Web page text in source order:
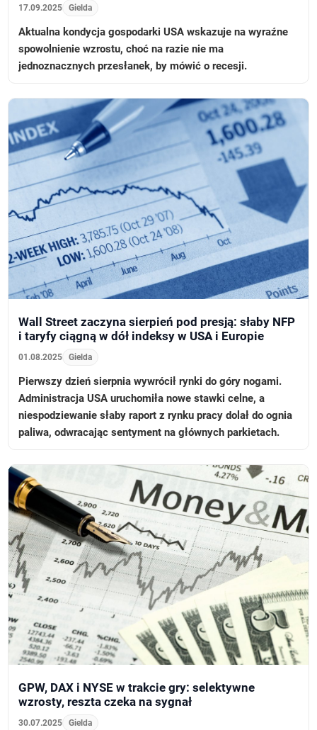
17.09.2025 Gielda
Aktualna kondycja gospodarki USA wskazuje na wyraźne
spowolnienie wzrostu, choć na razie nie ma
jednoznacznych przesłanek, by mówić o recesji.
Wall Street zaczyna sierpień pod presją: słaby NFP
i taryfy ciągną w dół indeksy w USA i Europie
01.08.2025 Gielda
Pierwszy dzień sierpnia wywrócił rynki do góry nogami.
Administracja USA uruchomiła nowe stawki celne, a
niespodziewanie słaby raport z rynku pracy dolał do ognia
paliwa, odwracając sentyment na głównych parkietach.
GPW, DAX i NYSE w trakcie gry: selektywne
wzrosty, reszta czeka na sygnał
30.07.2025 Gielda